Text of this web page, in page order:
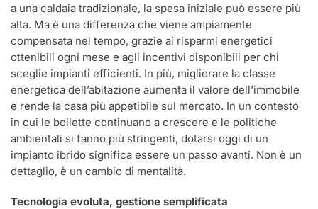
a una caldaia tradizionale, la spesa iniziale può essere più
alta. Ma è una differenza che viene ampiamente
compensata nel tempo, grazie ai risparmi energetici
ottenibili ogni mese e agli incentivi disponibili per chi
sceglie impianti efficienti. In più, migliorare la classe
energetica dell’abitazione aumenta il valore dell’immobile
e rende la casa più appetibile sul mercato. In un contesto
in cui le bollette continuano a crescere e le politiche
ambientali si fanno più stringenti, dotarsi oggi di un
impianto ibrido significa essere un passo avanti. Non è un
dettaglio, è un cambio di mentalità.
Tecnologia evoluta, gestione semplificata